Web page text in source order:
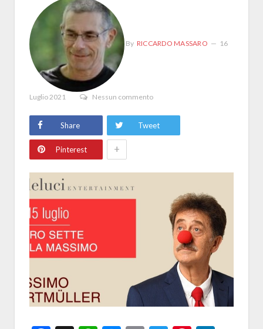
By RICCARDO MASSARO 16
Luglio 2021 Nessun commento
Share Tweet
Pinterest +